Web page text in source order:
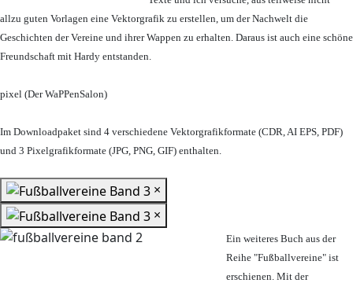
allzu guten Vorlagen eine Vektorgrafik zu erstellen, um der Nachwelt die
Geschichten der Vereine und ihrer Wappen zu erhalten. Daraus ist auch eine schöne
Freundschaft mit Hardy entstanden.
pixel (Der WaPPenSalon)
Im Downloadpaket sind 4 verschiedene Vektorgrafikformate (CDR, AI EPS, PDF)
und 3 Pixelgrafikformate (JPG, PNG, GIF) enthalten.
×
×
Ein weiteres Buch aus der
Reihe "Fußballvereine" ist
erschienen. Mit der